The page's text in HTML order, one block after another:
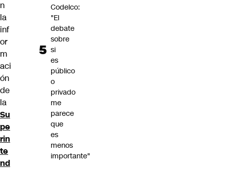
n
la
inf
or
m
aci
ón
de
la
Su
pe
rin
te
nd
Codelco:
"El
debate
sobre
si
es
público
o
privado
me
parece
que
es
menos
importante"